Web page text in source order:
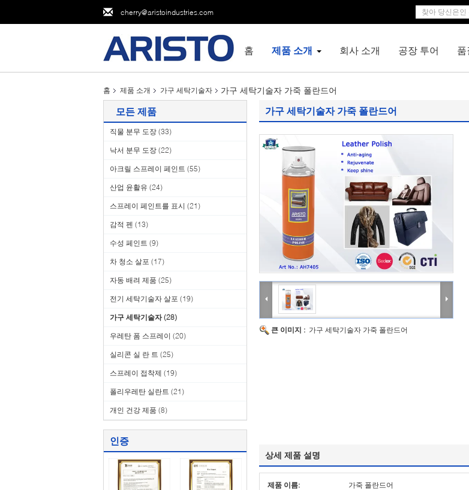
cherry@aristoindustries.com
홈 제품 소개 회사 소개 공장 투어 품
홈 제품 소개 가구 세탁기술자 가구 세탁기술자 가죽 폴란드어
모든 제품
직물 분무 도장 (33)
낙서 분무 도장 (22)
아크릴 스프레이 페인트 (55)
산업 윤활유 (24)
스프레이 페인트를 표시 (21)
감적 펜 (13)
수성 페인트 (9)
차 청소 살포 (17)
자동 배려 제품 (25)
전기 세탁기술자 살포 (19)
가구 세탁기술자 (28)
우레탄 폼 스프레이 (20)
실리콘 실 란 트 (25)
스프레이 접착제 (19)
폴리우레탄 실란트 (21)
개인 건강 제품 (8)
인증
가구 세탁기술자 가죽 폴란드어
큰 이미지 : 가구 세탁기술자 가죽 폴란드어
상세 제품 설명
제품 이름: 가죽 폴란드어